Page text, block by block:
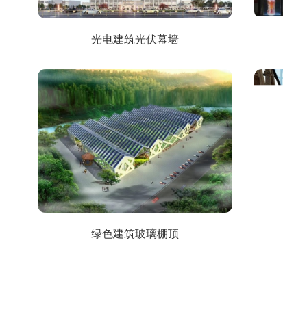
光电建筑光伏幕墙
绿色建筑玻璃棚顶